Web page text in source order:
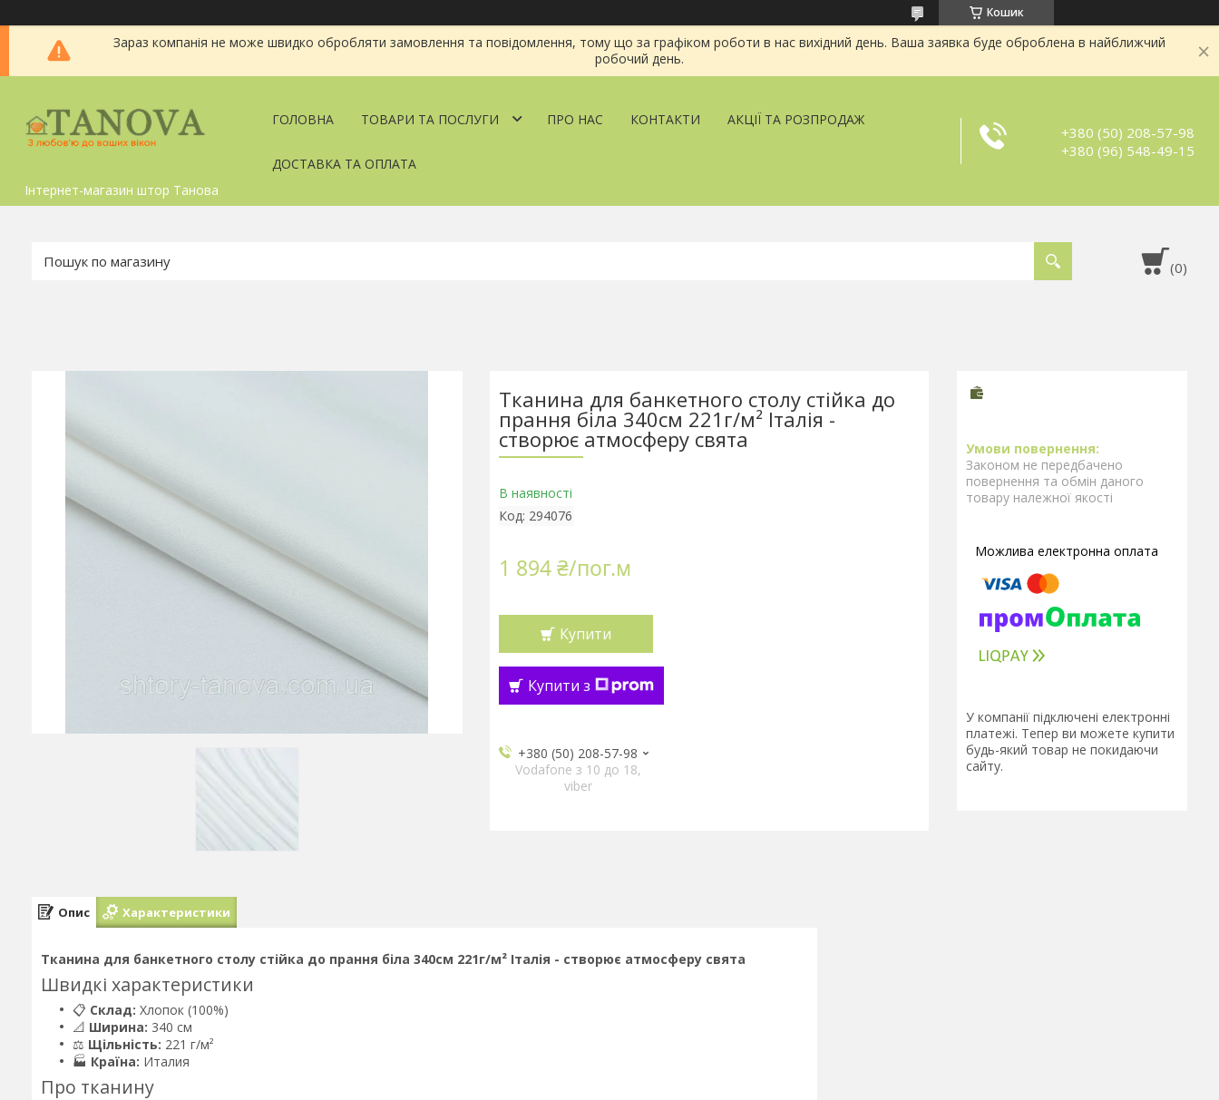
Кошик
Зараз компанія не може швидко обробляти замовлення та повідомлення, тому що за графіком роботи в нас вихідний день. Ваша заявка буде оброблена в найближчий
робочий день.
Інтернет-магазин штор Танова
ГОЛОВНА ТОВАРИ ТА ПОСЛУГИ ПРО НАС КОНТАКТИ АКЦІЇ ТА РОЗПРОДАЖ
ДОСТАВКА ТА ОПЛАТА
+380 (50) 208-57-98
+380 (96) 548-49-15
Тканина для банкетного столу стійка до
прання біла 340см 221г/м² Італія -
створює атмосферу свята
В наявності
Код: 294076
1 894 ₴/пог.м
Купити
Купити з
+380 (50) 208-57-98
Vodafone з 10 до 18,
viber
Законом не передбачено
повернення та обмін даного
товару належної якості
У компанії підключені електронні
платежі. Тепер ви можете купити
будь-який товар не покидаючи
сайту.
Опис Характеристики
Тканина для банкетного столу стійка до прання біла 340см 221г/м² Італія - створює атмосферу свята
Швидкі характеристики
📋 Склад: Хлопок (100%)
📐 Ширина: 340 см
⚖️ Щільність: 221 г/м²
🏭 Країна: Италия
Про тканину